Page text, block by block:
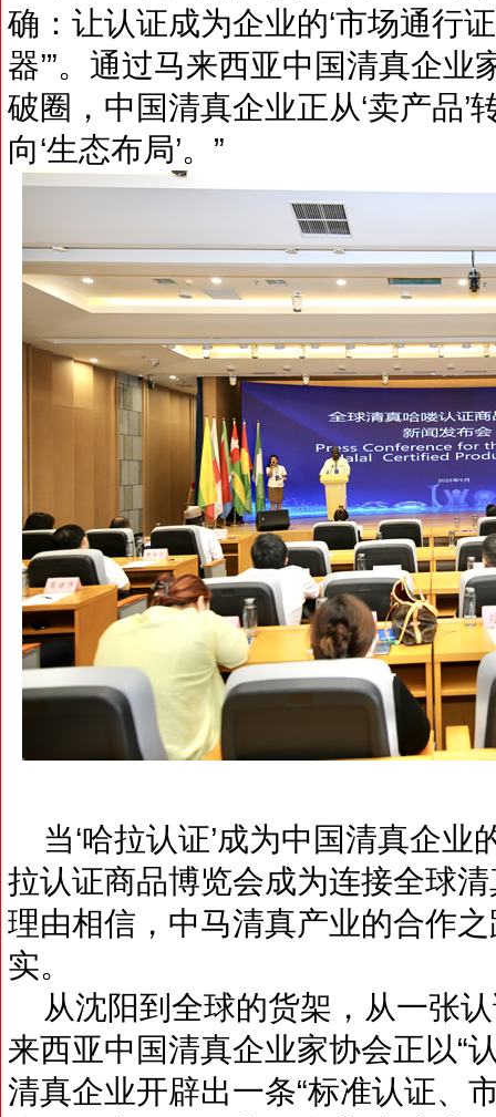
确：让认证成为企业的‘市场通行
器’”。通过马来西亚中国清真企
破圈，中国清真企业正从‘卖产品’
向‘生态布局’。”
当‘哈拉认证’成为中国清真企业
拉认证商品博览会成为连接全球清
理由相信，中马清真产业的合作
实。
从沈阳到全球的货架，从一张
来西亚中国清真企业家协会正以“
清真企业开辟出一条“标准认证、